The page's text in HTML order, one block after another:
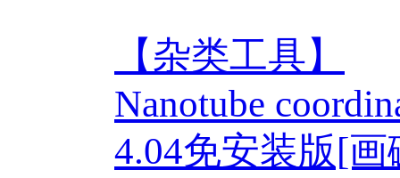
【杂类工具】
Nanotube
4.04免安装版[